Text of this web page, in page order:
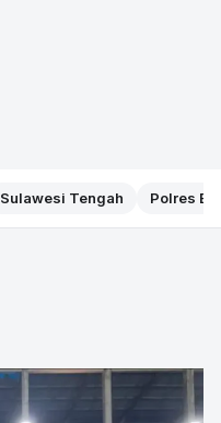
Sulawesi Tengah Polres